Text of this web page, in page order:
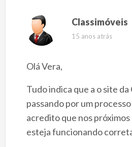
Classimóveis
15 anos atrás
Olá Vera,
Tudo indica que a o site da
passando por um
acredito que nos próximos
esteja funcionando